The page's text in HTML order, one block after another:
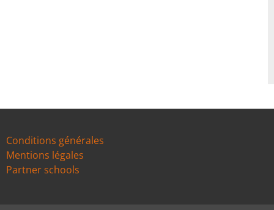
Conditions générales
Mentions légales
Partner schools